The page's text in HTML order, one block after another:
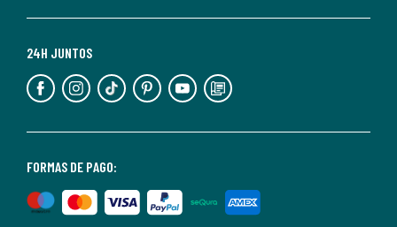
Para
información,
puedes
nuestra
de
privacidad</2>.
FORMAS DE PAGO:
24H JUNTOS